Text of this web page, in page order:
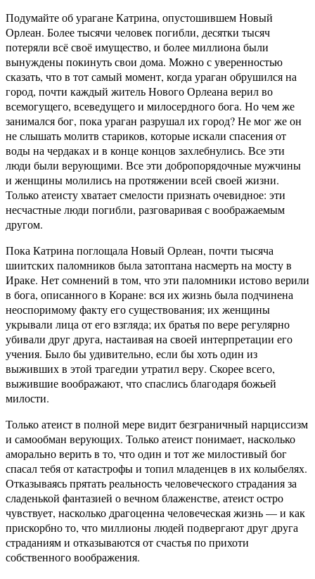
Подумайте об урагане Катрина, опустошившем Новый
Орлеан. Более тысячи человек погибли, десятки тысяч
потеряли всё своё имущество, и более миллиона были
вынуждены покинуть свои дома. Можно с уверенностью
сказать, что в тот самый момент, когда ураган обрушился на
город, почти каждый житель Нового Орлеана верил во
всемогущего, всеведущего и милосердного бога. Но чем же
занимался бог, пока ураган разрушал их город? Не мог же он
не слышать молитв стариков, которые искали спасения от
воды на чердаках и в конце концов захлебнулись. Все эти
люди были верующими. Все эти добропорядочные мужчины
и женщины молились на протяжении всей своей жизни.
Только атеисту хватает смелости признать очевидное: эти
несчастные люди погибли, разговаривая с воображаемым
другом.
Пока Катрина поглощала Новый Орлеан, почти тысяча
шиитских паломников была затоптана насмерть на мосту в
Ираке. Нет сомнений в том, что эти паломники истово верили
в бога, описанного в Коране: вся их жизнь была подчинена
неоспоримому факту его существования; их женщины
укрывали лица от его взгляда; их братья по вере регулярно
убивали друг друга, настаивая на своей интерпретации его
учения. Было бы удивительно, если бы хоть один из
выживших в этой трагедии утратил веру. Скорее всего,
выжившие воображают, что спаслись благодаря божьей
милости.
Только атеист в полной мере видит безграничный нарциссизм
и самообман верующих. Только атеист понимает, насколько
аморально верить в то, что один и тот же милостивый бог
спасал тебя от катастрофы и топил младенцев в их колыбелях.
Отказываясь прятать реальность человеческого страдания за
сладенькой фантазией о вечном блаженстве, атеист остро
чувствует, насколько драгоценна человеческая жизнь — и как
прискорбно то, что миллионы людей подвергают друг друга
страданиям и отказываются от счастья по прихоти
собственного воображения.